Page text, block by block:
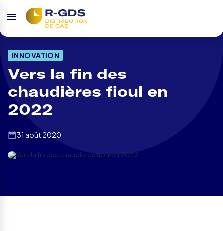
INNOVATION
Vers la fin des
chaudières fioul en
2022
31 août 2020